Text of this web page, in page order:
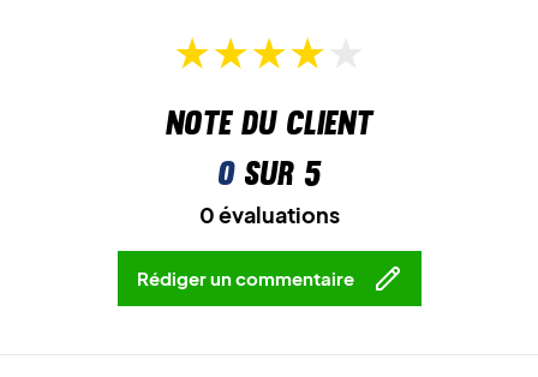
Jouez avec vitesse – achetez votre paire de chaussures
de badminton Yonex !
Note du client
0sur 5
0 évaluations
Rédiger un commentaire